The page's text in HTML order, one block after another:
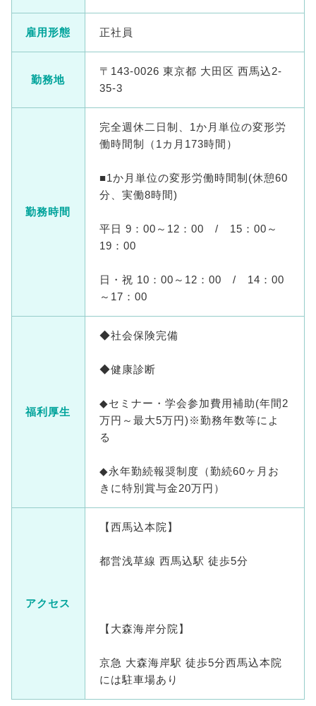
雇用形態 正社員
勤務地
〒143-0026 東京都 大田区 西馬込2-
35-3
勤務時間
完全週休二日制、1か月単位の変形労
働時間制（1カ月173時間）
■1か月単位の変形労働時間制(休憩60
分、実働8時間)
平日 9：00～12：00 / 15：00～
19：00
日・祝 10：00～12：00 / 14：00
～17：00
福利厚生
◆社会保険完備
◆健康診断
◆セミナー・学会参加費用補助(年間2
万円～最大5万円)※勤務年数等によ
る
◆永年勤続報奨制度（勤続60ヶ月お
きに特別賞与金20万円）
アクセス
【西馬込本院】
都営浅草線 西馬込駅 徒歩5分
【大森海岸分院】
京急 大森海岸駅 徒歩5分西馬込本院
には駐車場あり